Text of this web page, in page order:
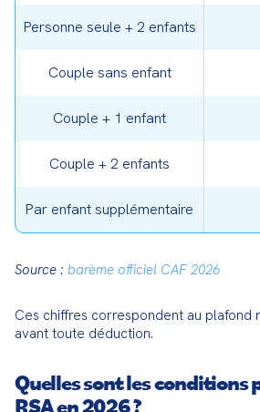
Personne seule + 2 enfants
Couple sans enfant
Couple + 1 enfant
Couple + 2 enfants
Par enfant supplémentaire
Source : barème officiel CAF 2026
Ces chiffres correspondent au plafond
avant toute déduction.
Quelles sont les conditions
RSA en 2026 ?